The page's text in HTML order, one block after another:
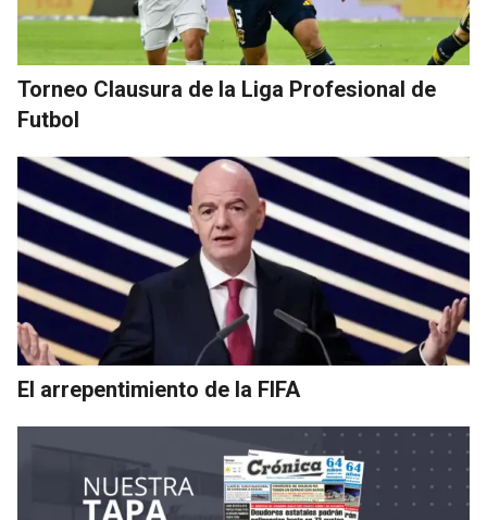
Torneo Clausura de la Liga Profesional de
Futbol
El arrepentimiento de la FIFA